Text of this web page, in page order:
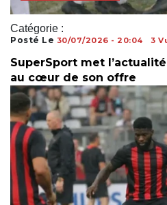
Catégorie :
Posté Le 30/07/2026 - 20:04 3
SuperSport met
au cœur de son offre